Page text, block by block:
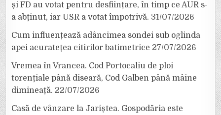
și FD au votat pentru desființare, în timp ce AUR s-
a abținut, iar USR a votat împotrivă. 31/07/2026
Cum influențează adâncimea sondei sub oglinda
apei acuratețea citirilor batimetrice 27/07/2026
Vremea în Vrancea. Cod Portocaliu de ploi
torențiale până diseară, Cod Galben până mâine
dimineață. 22/07/2026
Casă de vânzare la Jariștea. Gospodăria este